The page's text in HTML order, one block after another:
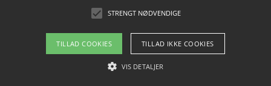
Om / kontaktSTRENGT NØDVENDIGE
TILLAD COOKIES TILLAD IKKE COOKIES
VIS DETALJER